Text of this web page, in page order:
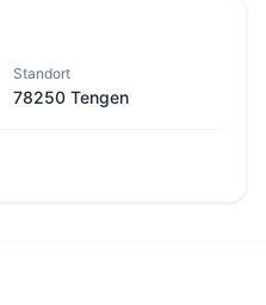
Standort
78250 Tengen